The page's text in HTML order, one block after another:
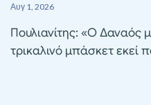
Αυγ 1, 2026
Πουλιανίτης: «Ο Δαναός
τρικαλινό μπάσκετ εκεί